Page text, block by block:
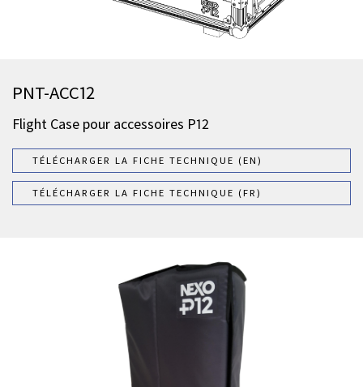
PNT-ACC12
Flight Case pour accessoires P12
TÉLÉCHARGER LA FICHE TECHNIQUE (EN)
TÉLÉCHARGER LA FICHE TECHNIQUE (FR)